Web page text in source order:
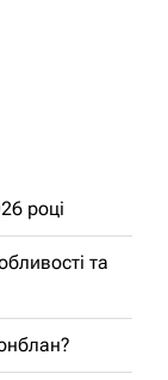
році
та